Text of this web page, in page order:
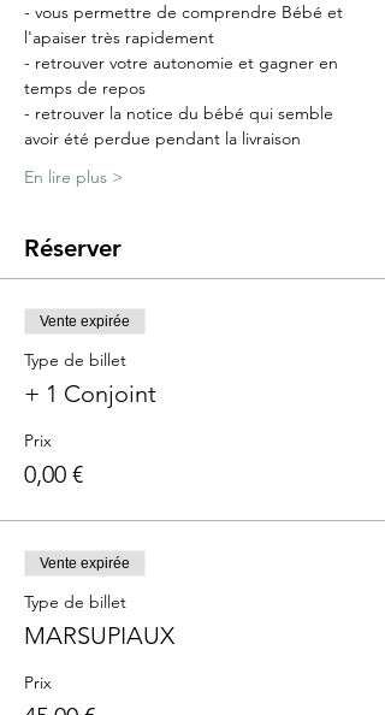
- vous permettre de comprendre Bébé et
l'apaiser très rapidement
- retrouver votre autonomie et gagner en
temps de repos
- retrouver la notice du bébé qui semble
avoir été perdue pendant la livraison
En lire plus >
Réserver
Vente expirée
Type de billet
+ 1 Conjoint
Prix
0,00 €
Vente expirée
Type de billet
MARSUPIAUX
Prix